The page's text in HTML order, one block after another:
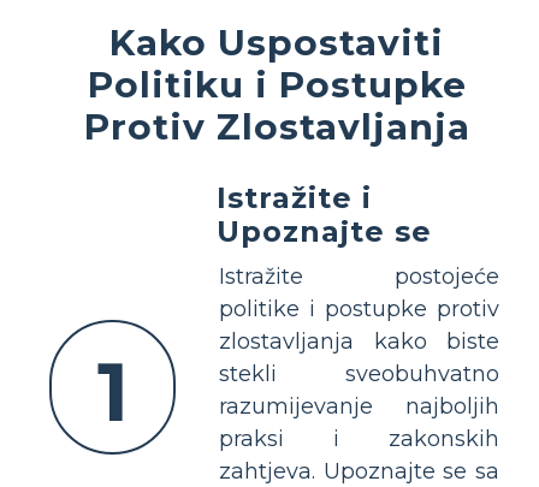
Kako Uspostaviti
Politiku i Postupke
Protiv Zlostavljanja
1
Istražite i
Upoznajte se
Istražite postojeće
politike i postupke protiv
zlostavljanja kako biste
stekli sveobuhvatno
razumijevanje najboljih
praksi i zakonskih
zahtjeva. Upoznajte se sa